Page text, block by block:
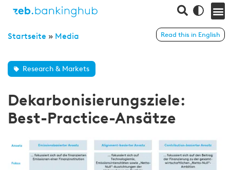
Startseite » Media
Research & Markets
Read this in English
Dekarbonisierungsziele:
Best-Practice-Ansätze